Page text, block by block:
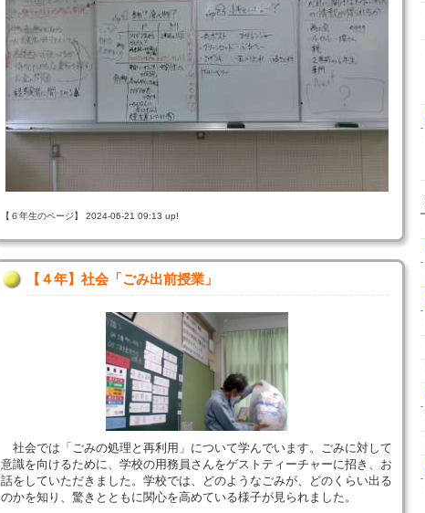
【６年生のページ】 2024-06-21 09:13 up!
【４年】社会「ごみ出前授業」
社会では「ごみの処理と再利用」について学んでいます。ごみに対して
意識を向けるために、学校の用務員さんをゲストティーチャーに招き、お
話をしていただきました。学校では、どのようなごみが、どのくらい出る
のかを知り、驚きとともに関心を高めている様子が見られました。